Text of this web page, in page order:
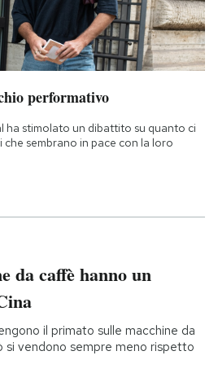
performativo
ha stimolato un dibattito su quanto ci
che sembrano in pace con la loro
da caffè hanno un
il primato sulle macchine da
si vendono sempre meno rispetto